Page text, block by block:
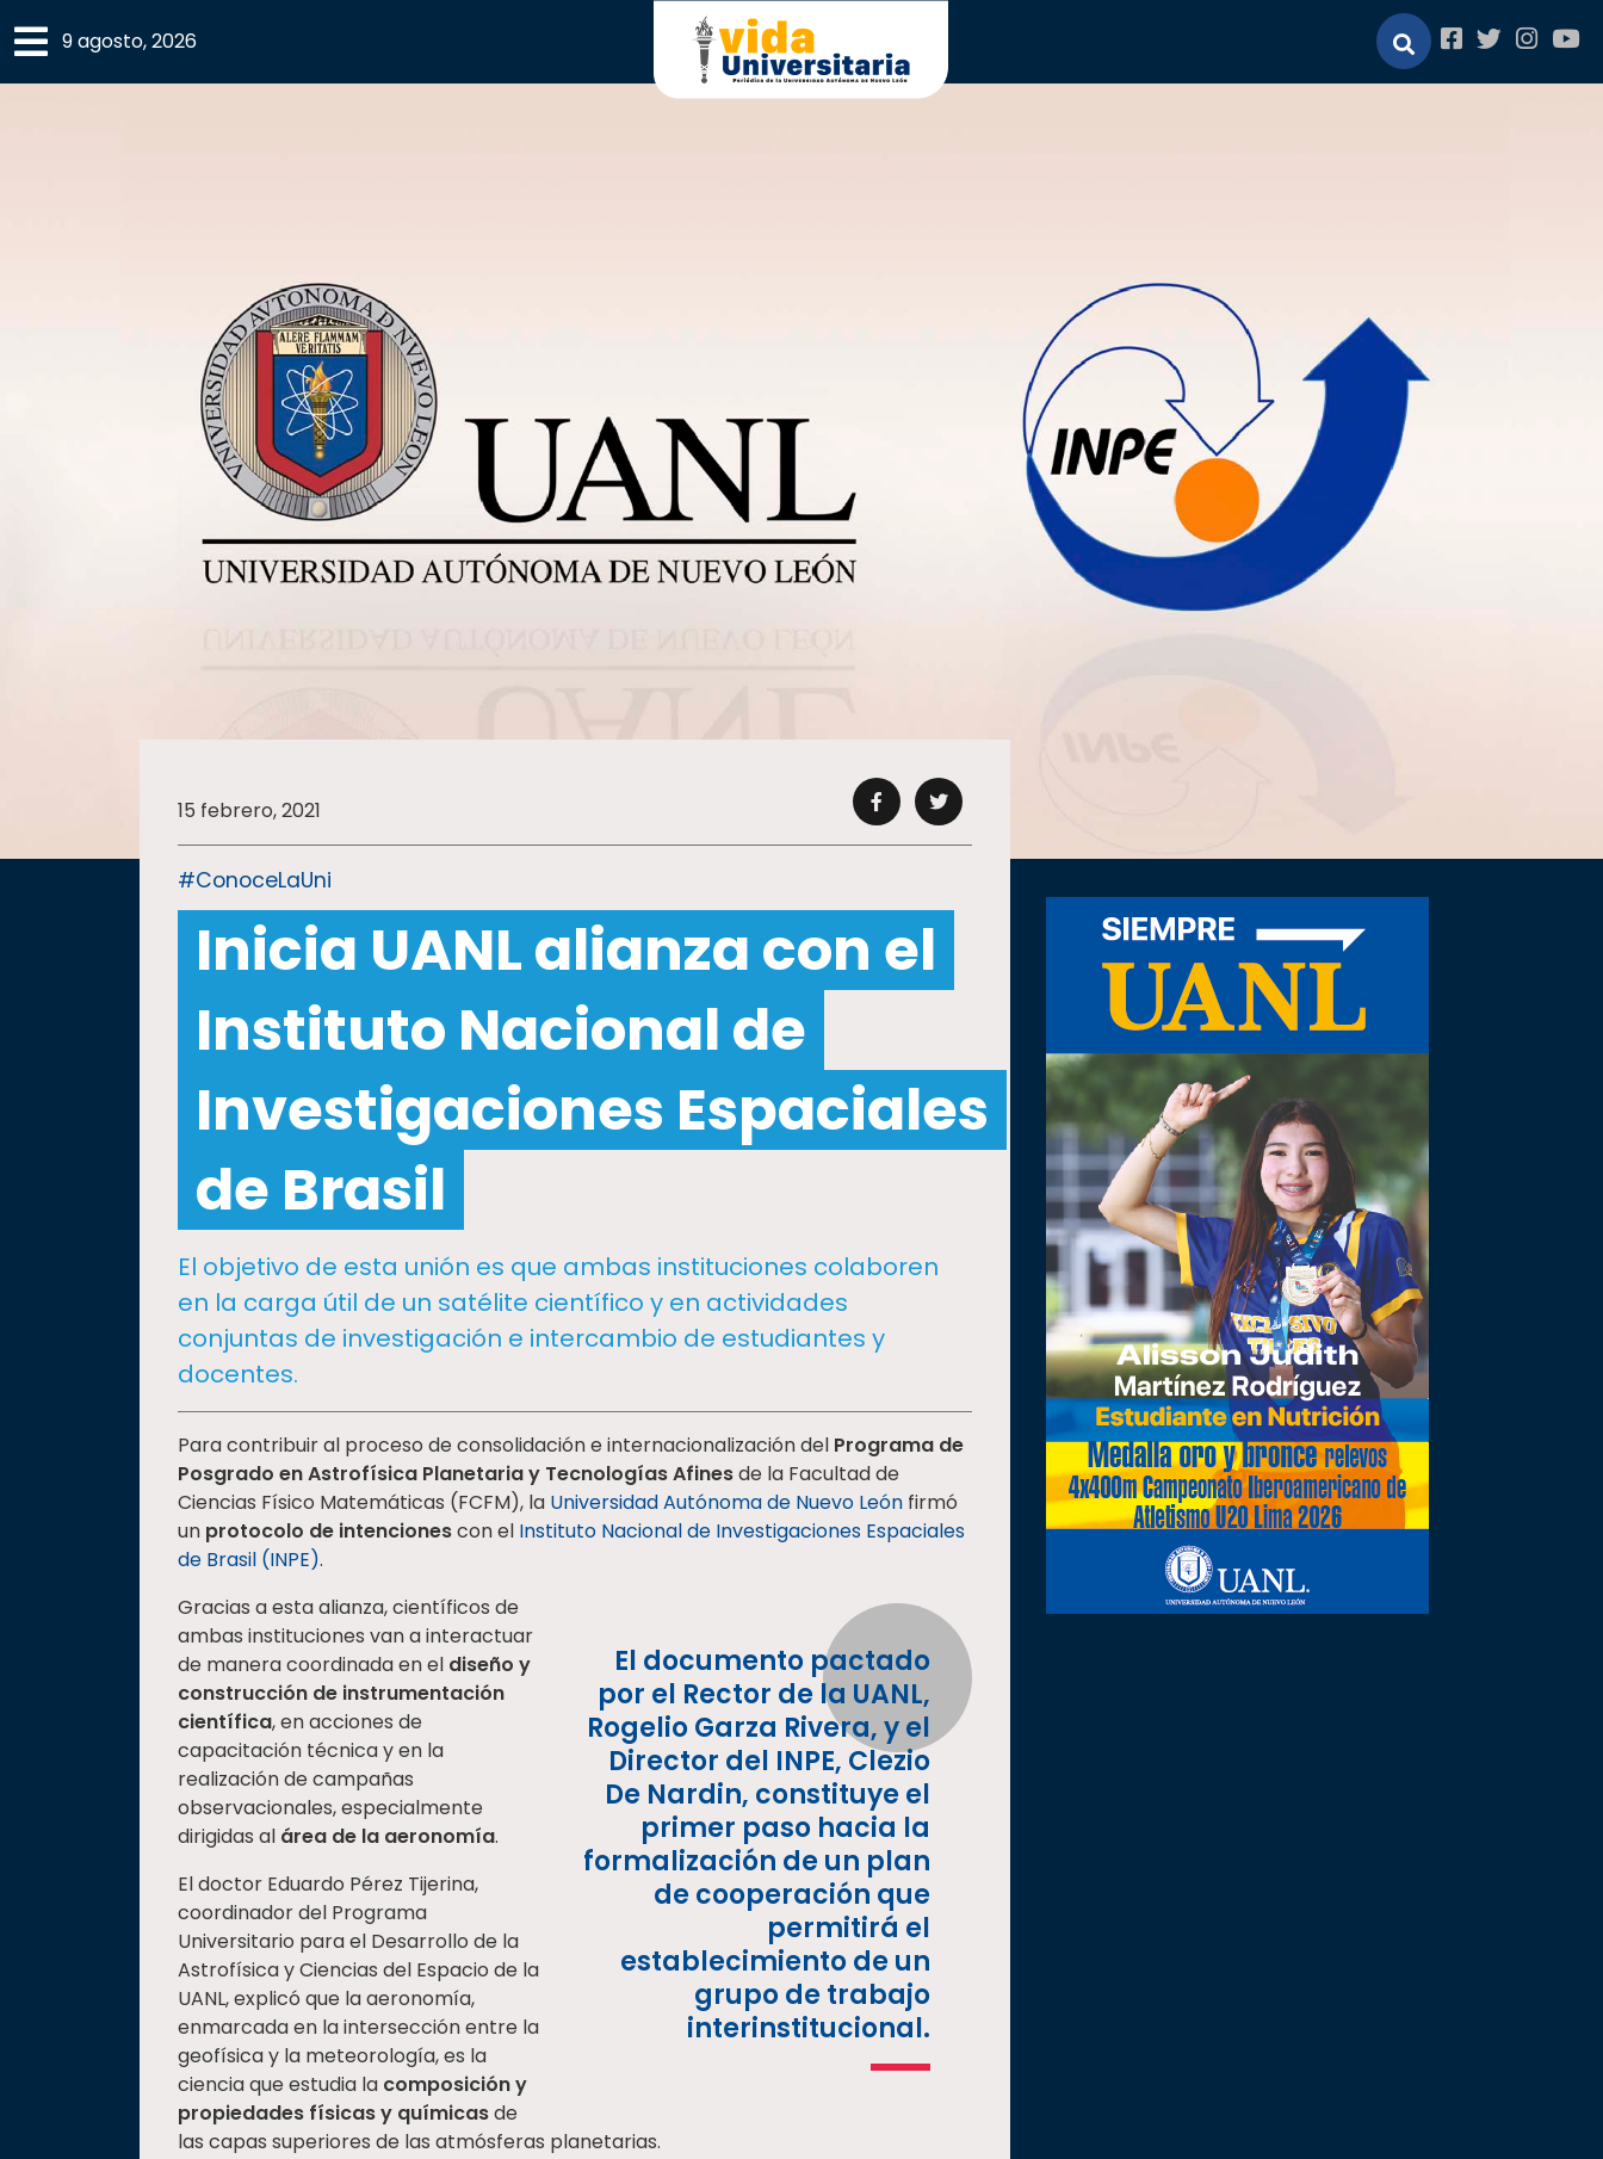
×
educativa
Internacionalización
9 agosto, 2026
15 febrero, 2021
#ConoceLaUni
Inicia UANL alianza con el
Instituto Nacional de
Investigaciones Espaciales
de Brasil
El objetivo de esta unión es que ambas instituciones colaboren
en la carga útil de un satélite científico y en actividades
conjuntas de investigación e intercambio de estudiantes y
docentes.
Para contribuir al proceso de consolidación e internacionalización del Programa de
Posgrado en Astrofísica Planetaria y Tecnologías Afinesde la Facultad de
Ciencias Físico Matemáticas (FCFM), la Universidad Autónoma de Nuevo León firmó
un protocolo de intencionescon el Instituto Nacional de Investigaciones Espaciales
de Brasil (INPE).
El documento pactado
por el Rector de la UANL,
Rogelio Garza Rivera, y el
Director del INPE, Clezio
De Nardin, constituye el
primer paso hacia la
formalización de un plan
de cooperación que
permitirá el
establecimiento de un
grupo de trabajo
interinstitucional.
Gracias a esta alianza, científicos de
ambas instituciones van a interactuar
de manera coordinada en el diseño y
construcción de instrumentación
científica, en acciones de
capacitación técnica y en la
realización de campañas
observacionales, especialmente
dirigidas al área de la aeronomía.
El doctor Eduardo Pérez Tijerina,
coordinador del Programa
Universitario para el Desarrollo de la
Astrofísica y Ciencias del Espacio de la
UANL, explicó que la aeronomía,
enmarcada en la intersección entre la
geofísica y la meteorología, es la
ciencia que estudia la composición y
propiedades físicas y químicasde
las capas superiores de las atmósferas planetarias.